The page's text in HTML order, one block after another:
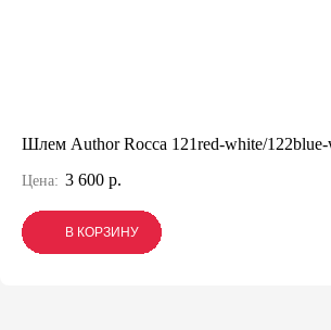
Шлем Author Rocca 121red-white/
Цена: 3 600 р.
В КОРЗИНУ
В КОРЗИНУ
В КОРЗИНУ